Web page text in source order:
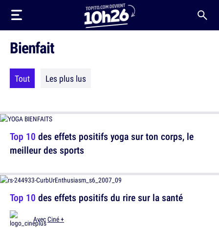
Bienfait
Tout Les plus lus
Top 10 des effets positifs yoga sur ton corps, le
meilleur des sports
Top 10 des effets positifs du rire sur la santé
AvecCiné +